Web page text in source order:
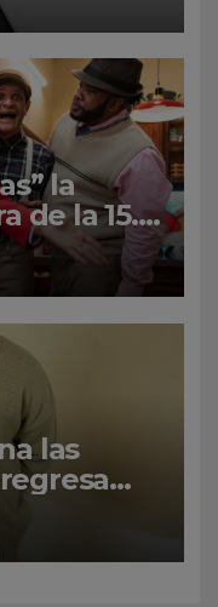
la
de la 15.ª
Film
las
a su